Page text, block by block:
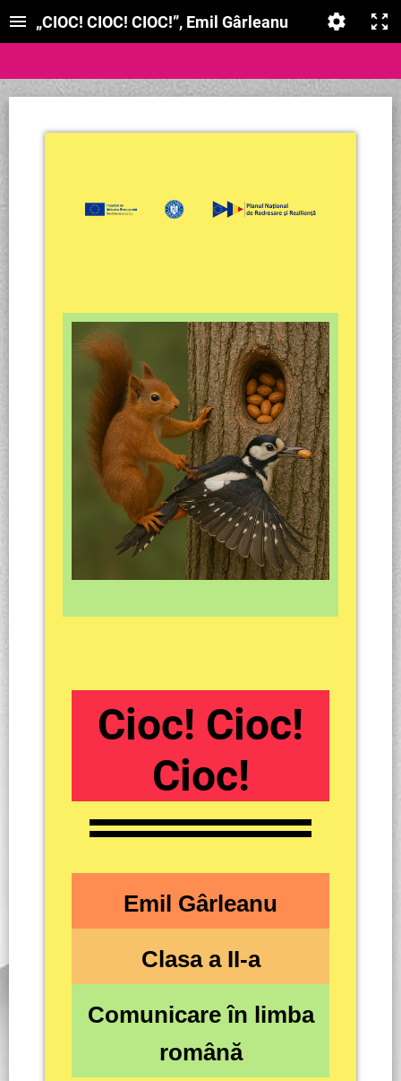
„CIOC! CIOC! CIOC!”, Emil Gârleanu
Cioc! Cioc!
Cioc!
Emil Gârleanu
Clasa a II-a
Comunicare în limba
română